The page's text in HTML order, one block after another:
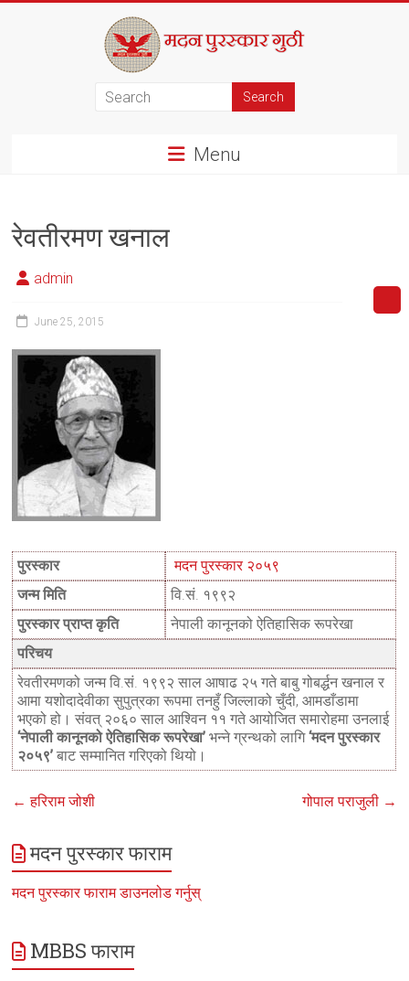
Menu
रेवतीरमण खनाल
admin
June 25, 2015
पुरस्कार
मदन पुरस्कार २०५९
जन्म मिति
वि.सं. १९९२
पुरस्कार प्राप्त कृति
नेपाली कानूनको ऐतिहासिक रूपरेखा
परिचय
रेवतीरमणको जन्म वि.सं. १९९२ साल आषाढ २५ गते बाबु गोबर्द्धन खनाल र
आमा यशोदादेवीका सुपुत्रका रूपमा तनहुँ जिल्लाको चुँदी, आमडाँडामा
भएको हो। संवत् २०६० साल आश्विन ११ गते आयोजित समारोहमा उनलाई
‘नेपाली कानूनको ऐतिहासिक रूपरेखा’ भन्ने ग्रन्थको लागि‘मदन पुरस्कार
२०५९’ बाट सम्मानित गरिएको थियो।
← हरिराम जोशी गोपाल पराजुली →
मदन पुरस्कार फाराम
मदन पुरस्कार फाराम डाउनलोड गर्नुस्
MBBS फाराम